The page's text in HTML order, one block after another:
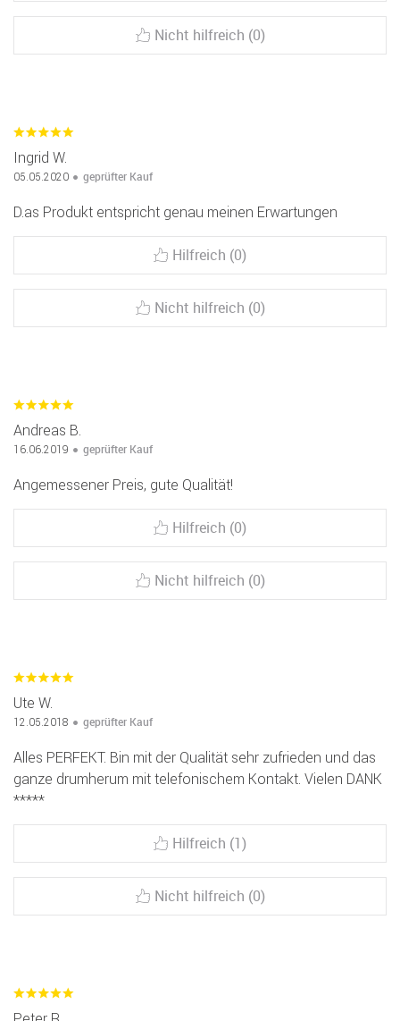
Nicht hilfreich (0)
Ingrid W.
05.05.2020 geprüfter Kauf
D.as Produkt entspricht genau meinen Erwartungen
Hilfreich (0)
Nicht hilfreich (0)
Andreas B.
16.06.2019 geprüfter Kauf
Angemessener Preis, gute Qualität!
Hilfreich (0)
Nicht hilfreich (0)
Ute W.
12.05.2018 geprüfter Kauf
Alles PERFEKT. Bin mit der Qualität sehr zufrieden und das
ganze drumherum mit telefonischem Kontakt. Vielen DANK
*****
Hilfreich (1)
Nicht hilfreich (0)